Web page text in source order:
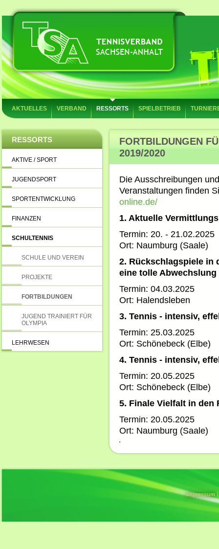
AKTUELLES VERBAND RESSORTS SPIELBETRIEB
RESSORTS
AKTIVE / SPORT
JUGENDSPORT
SPORTENTWICKLUNG
FINANZEN
SCHULTENNIS
SCHULE UND VEREIN
PROJEKTE
FORTBILDUNGEN
JUGEND TRAINIERT FÜR
OLYMPIA
LEHRWESEN
FORTBILDUNGEN
2019/2020
Die Ausschreibungen
Veranstaltungen finden
online.de/
1. Aktuelle
Termin: 20. - 21.02.2025
Ort: Naumburg (Saale)
2. Rückschlagspiele in
eine tolle Abwechslung
Termin: 04.03.2025
Ort: Halendsleben
3. Tennis - intensiv,
Termin: 25.03.2025
Ort: Schönebeck (Elbe)
4. Tennis - intensiv,
Termin: 20.05.2025
Ort: Schönebeck (Elbe)
5. Finale Vielfalt in den
Termin: 20.05.2025
Ort: Naumburg (Saale)
Impressum